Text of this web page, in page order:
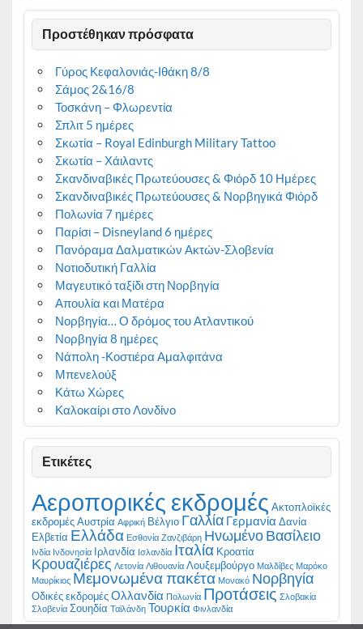
Προστέθηκαν πρόσφατα
Γύρος Κεφαλονιάς-Ιθάκη 8/8
Σάμος 2&16/8
Τοσκάνη – Φλωρεντία
Σπλιτ 5 ημέρες
Σκωτία – Royal Edinburgh Military Tattoo
Σκωτία – Χάιλαντς
Σκανδιναβικές Πρωτεύουσες & Φιόρδ 10 Ημέρες
Σκανδιναβικές Πρωτεύουσες & Νορβηγικά Φιόρδ
Πολωνία 7 ημέρες
Παρίσι – Disneyland 6 ημέρες
Πανόραμα Δαλματικών Ακτών-Σλοβενία
Νοτιοδυτική Γαλλία
Μαγευτικό ταξίδι στη Νορβηγία
Απουλία και Ματέρα
Νορβηγία… Ο δρόμος του Ατλαντικού
Νορβηγία 8 ημέρες
Νάπολη -Κοστιέρα Αμαλφιτάνα
Μπενελούξ
Κάτω Χώρες
Καλοκαίρι στο Λονδίνο
Ετικέτες
Αεροπορικές εκδρομές Ακτοπλοϊκές
εκδρομέςΑυστρία Αφρική Βέλγιο Γαλλία Γερμανία Δανία
Ελβετία Ελλάδα Εσθονία Ζανζιβάρη Ηνωμένο Βασίλειο
Ινδία Ινδονησία Ιρλανδία Ισλανδία Ιταλία Κροατία
Κρουαζιέρες Λετονία Λιθουανία Λουξεμβούργο Μαλδίβες Μαρόκο
Μαυρίκιος Μεμονωμένα πακέτα Μονακό Νορβηγία
Οδικές εκδρομέςΟλλανδία Πολωνία Προτάσεις Σλοβακία
Σλοβενία Σουηδία Ταϊλάνδη Τουρκία Φινλανδία